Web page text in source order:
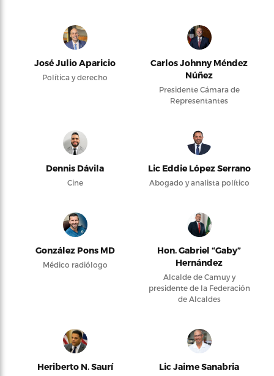
José Julio Aparicio
Política y derecho
Carlos Johnny Méndez
Núñez
Presidente Cámara de
Representantes
Dennis Dávila
Cine
Lic Eddie López Serrano
Abogado y analista político
González Pons MD
Médico radiólogo
Hon. Gabriel “Gaby”
Hernández
Alcalde de Camuy y
presidente de la Federación
de Alcaldes
Heriberto N. Saurí Lic Jaime Sanabria